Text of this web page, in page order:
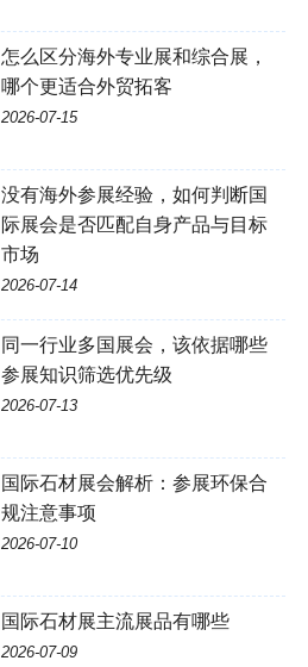
怎么区分海外专业展和综合展，
哪个更适合外贸拓客
2026-07-15
没有海外参展经验，如何判断国
际展会是否匹配自身产品与目标
市场
2026-07-14
同一行业多国展会，该依据哪些
参展知识筛选优先级
2026-07-13
国际石材展会解析：参展环保合
规注意事项
2026-07-10
国际石材展主流展品有哪些
2026-07-09